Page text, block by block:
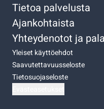
Tietoa palvelusta
Ajankohtaista
Yhteydenotot ja
Yleiset käyttöehdot
Saavutettavuusseloste
Tietosuojaseloste